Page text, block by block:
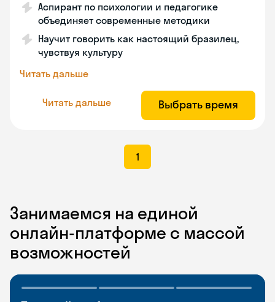
Аспирант по психологии и педагогике
объединяет современные методики
Научит говорить как настоящий бразилец,
чувствуя культуру
Читать дальше
Читать дальше Выбрать время
1
Занимаемся на единой
онлайн-платформе с массой
возможностей